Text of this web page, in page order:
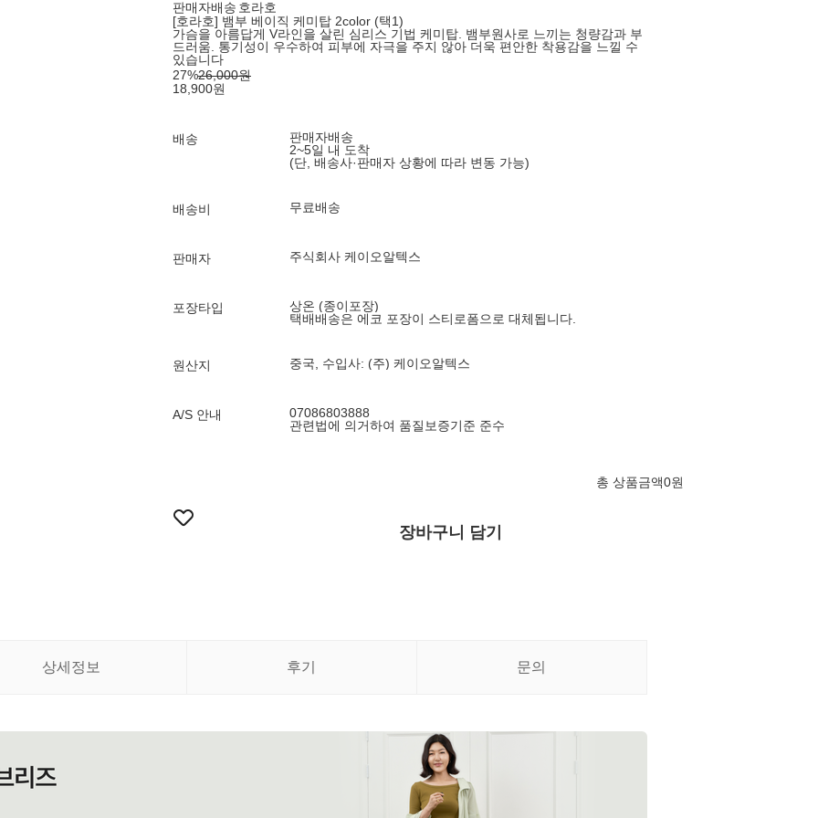
판매자배송 호라호
[호라호] 뱀부 베이직 케미탑 2color (택1)
가슴을 아름답게 V라인을 살린 심리스 기법 케미탑. 뱀부원사로 느끼는 청량감과 부
드러움. 통기성이 우수하여 피부에 자극을 주지 않아 더욱 편안한 착용감을 느낄 수
있습니다
27%26,000원
18,900원
배송
판매자배송
2~5일 내 도착
(단, 배송사·판매자 상황에 따라 변동 가능)
배송비 무료배송
판매자 주식회사 케이오알텍스
포장타입
상온 (종이포장)
택배배송은 에코 포장이 스티로폼으로 대체됩니다.
원산지 중국, 수입사: (주) 케이오알텍스
A/S 안내
07086803888
관련법에 의거하여 품질보증기준 준수
총 상품금액0원
장바구니 담기
상세정보 후기 문의